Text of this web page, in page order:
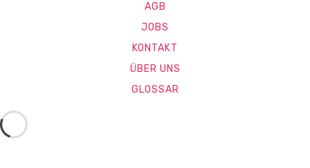
AGB
JOBS
KONTAKT
ÜBER UNS
GLOSSAR